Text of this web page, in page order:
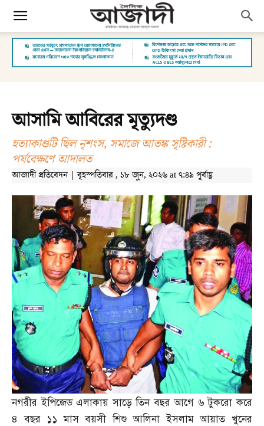
আসামি আবিরের মৃত্যুদণ্ড
হত্যাকাণ্ডটি ছিল নৃশংস, সমাজে আতঙ্ক সৃষ্টিকারী :
পর্যবেক্ষণে আদালত
আজাদী প্রতিবেদন | বৃহস্পতিবার , ১৮ জুন, ২০২৬ at ৭:৪৯ পূর্বাহ্ণ
নগরীর ইপিজেড এলাকায় সাড়ে তিন বছর আগে ৬ টুকরো করে
৪ বছর ১১ মাস বয়সী শিশু আলিনা ইসলাম আয়াত খুনের